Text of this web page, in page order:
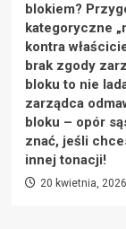
blokiem?
kategoryczne
kontra
brak zgody
bloku to nie
zarządca
bloku – opór
znać, jeśli
innej tonacji!
20 kwietnia, 2026